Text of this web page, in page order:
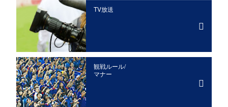
TV放送
観戦ルール/
マナー